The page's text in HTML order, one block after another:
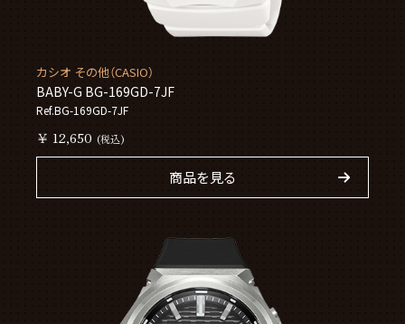
カシオ その他（CASIO）
BABY-G BG-169GD-7JF
Ref.BG-169GD-7JF
￥ 12,650 (税込)
商品を見る